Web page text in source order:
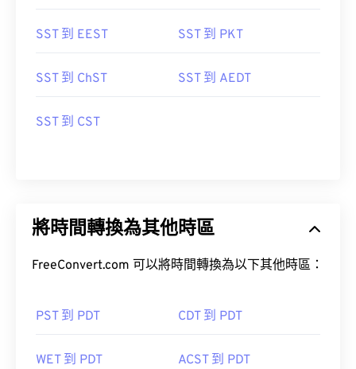
SST 到 EEST SST 到 PKT
SST 到 ChST SST 到 AEDT
SST 到 CST
將時間轉換為其他時區
FreeConvert.com 可以將時間轉換為以下其他時區：
PST 到 PDT CDT 到 PDT
WET 到 PDT ACST 到 PDT